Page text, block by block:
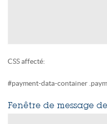
CSS affecté:
#payment-data-container
Fenêtre de message